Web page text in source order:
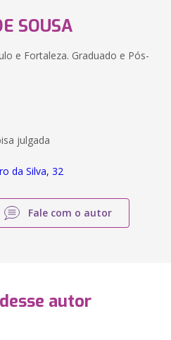
SOUSA
e Fortaleza. Graduado e Pós-
julgada
da Silva, 32
Fale com o autor
autor